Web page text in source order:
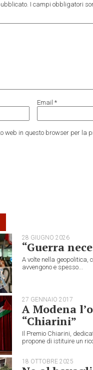
I campi obbligatori
Email *
web in questo browser per la
28 GIUGNO 2026
“Guerra
A volte nella geopolitica,
avvengono e spesso...
27 GENNAIO 2017
A Modena
“Chiarini”
Il Premio Chiarini,
propone di istituire un
18 OTTOBRE 2025